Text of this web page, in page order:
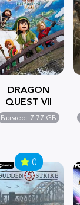
DRAGON
QUEST VII
Reimagined
Размер: 7.77 GB
0